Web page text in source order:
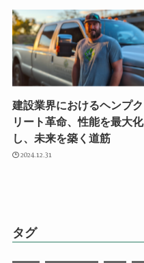
建設業界におけるヘンプク
リート革命、性能を最大化
し、未来を築く道筋
2024.12.31
タグ